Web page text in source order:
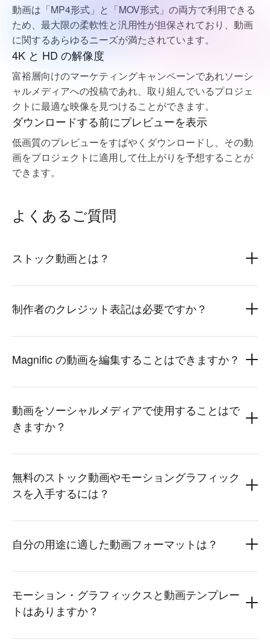
動画は「MP4形式」と「MOV形式」の両方で利用できる
ため、最大限の柔軟性と汎用性が担保されており、動画
に関するあらゆるニーズが満たされています。
4K と HD の解像度
富裕層向けのマーケティングキャンペーンであれソーシ
ャルメディアへの投稿であれ、取り組んでいるプロジェ
クトに最適な映像を見つけることができます。
ダウンロードする前にプレビューを表示
低画質のプレビューをすばやくダウンロードし、その動
画をプロジェクトに適用して仕上がりを予想することが
できます。
よくあるご質問
ストック動画とは？
制作者のクレジット表記は必要ですか？
Magnific の動画を編集することはできますか？
動画をソーシャルメディアで使用することはで
きますか？
無料のストック動画やモーショングラフィック
スを入手するには？
自分の用途に適した動画フォーマットは？
モーション・グラフィックスと動画テンプレー
トはありますか？